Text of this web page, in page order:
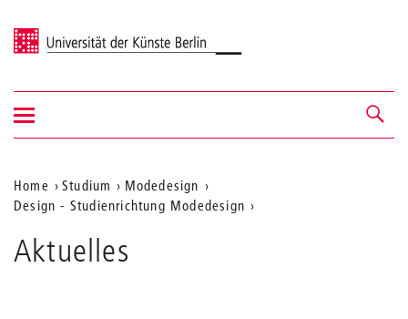
Universität der Künste Berlin
Navigation &
Suche
Navigation
ein-/ausblenden
Aktuelle
Position
auf
Home Studium
Modedesign
Design - Studienrichtung Modedesign
Aktuelles